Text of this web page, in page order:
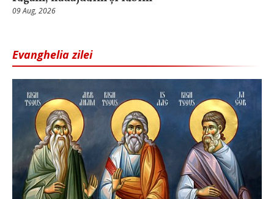
09 Aug, 2026
Evanghelia zilei